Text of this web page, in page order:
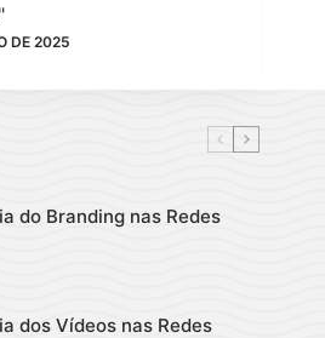
DE 2025
do Branding nas Redes
dos Vídeos nas Redes